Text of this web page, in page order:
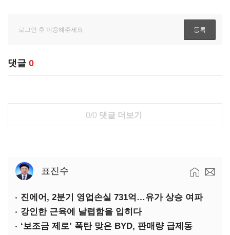
댓글 0
0/0 댓글 더보기
표진수
진에어, 2분기 영업손실 731억…유가 상승 여파
강인한 근육에 날렵함을 입히다
‘보조금 제로’ 폭탄 맞은 BYD, 판매량 급제동